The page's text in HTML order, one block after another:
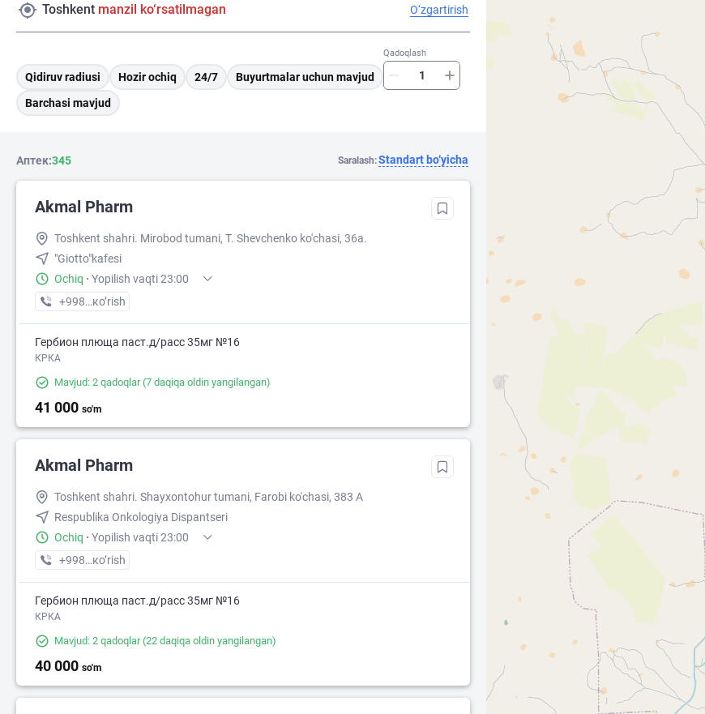
Toshkent manzil ko‘rsatilmagan O‘zgartirish
Qidiruv radiusi Hozir ochiq 24/7 Buyurtmalar uchun mavjud
Qadoqlash
Barchasi mavjud
Аптек:345 Saralash:Standart bo‘yicha
Akmal Pharm
Toshkent shahri. Mirobod tumani, T. Shevchenko ko'chasi, 36a.
"Giotto"kafesi
Ochiq · Yopilish vaqti 23:00
+998 (99) XXX-XX-XX
кo’rish
Гербион плюща паст.д/расс 35мг №16
КРКА
Mavjud: 2 qadoqlar(7 daqiqa oldin yangilangan)
41 000 so'm
Akmal Pharm
Toshkent shahri. Shayxontohur tumani, Farobi ko'chasi, 383 A
Respublika Onkologiya Dispantseri
Ochiq · Yopilish vaqti 23:00
+998 (99) XXX-XX-XX
кo’rish
Гербион плюща паст.д/расс 35мг №16
КРКА
Mavjud: 2 qadoqlar(22 daqiqa oldin yangilangan)
40 000 so'm